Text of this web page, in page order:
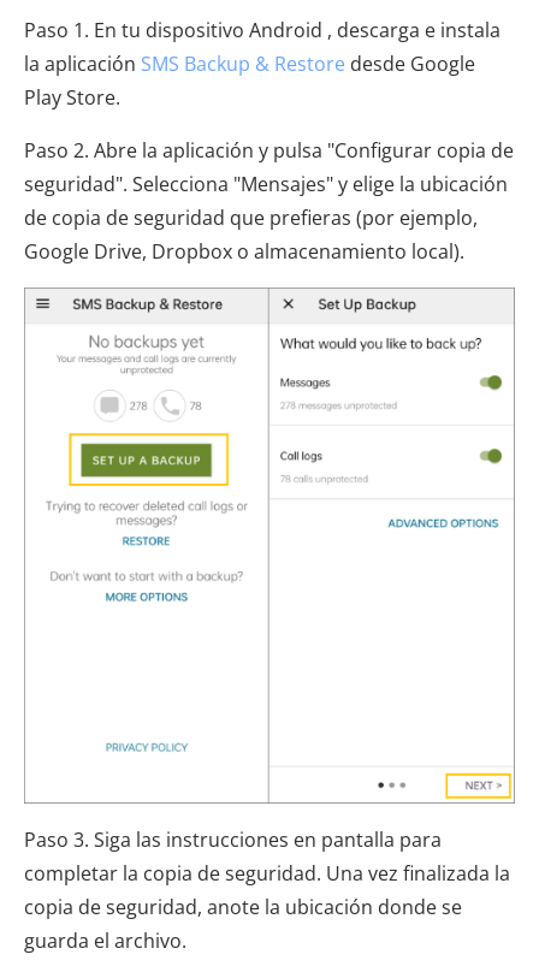
Paso 1. En tu dispositivo Android , descarga e instala
la aplicación SMS Backup & Restore desde Google
Play Store.
Paso 2. Abre la aplicación y pulsa "Configurar copia de
seguridad". Selecciona "Mensajes" y elige la ubicación
de copia de seguridad que prefieras (por ejemplo,
Google Drive, Dropbox o almacenamiento local).
Paso 3. Siga las instrucciones en pantalla para
completar la copia de seguridad. Una vez finalizada la
copia de seguridad, anote la ubicación donde se
guarda el archivo.